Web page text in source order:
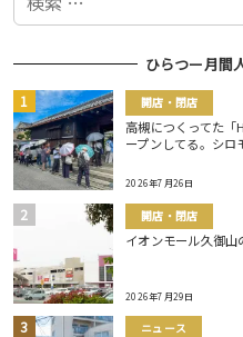
ひらつー月間
開店・閉店
高槻につくってた
ープンしてる。シロ
2026年7月26日
開店・閉店
イオンモール久御
2026年7月29日
ニュース